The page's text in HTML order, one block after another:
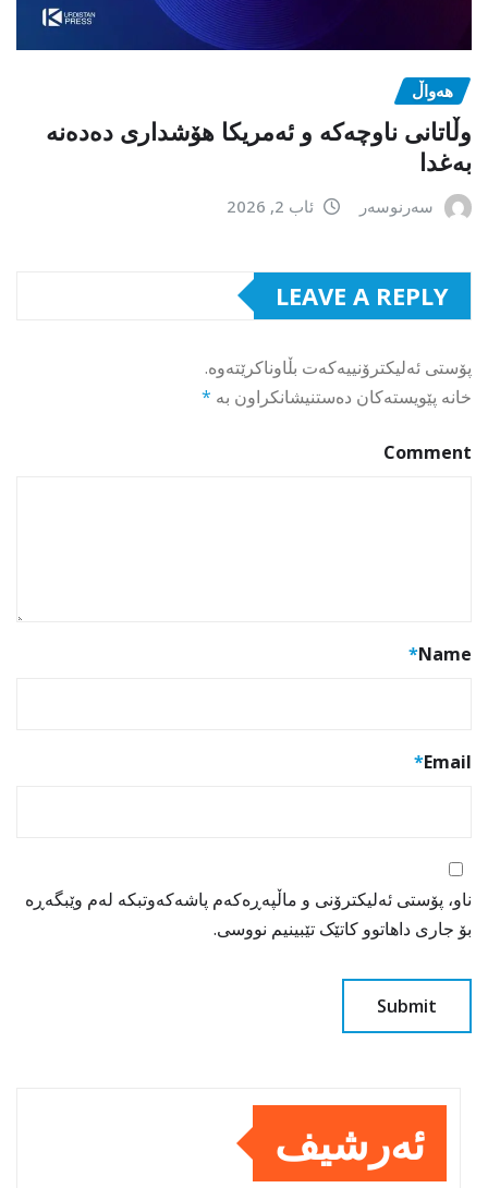
هەواڵ
وڵاتانی ناوچەکە و ئەمریکا هۆشداری دەدەنە
بەغدا
سەرنوسەر ئاب 2, 2026
LEAVE A REPLY
پۆستی ئەلیکترۆنییەکەت بڵاوناکرێتەوە.
خانە پێویستەکان دەستنیشانکراون بە *
Comment
Name
*
Email
*
ناو، پۆستی ئەلیکترۆنی و ماڵپەڕەکەم پاشەکەوتبکە لەم وێبگەڕە
بۆ جاری داهاتوو کاتێک تێبینیم نووسی.
ئەرشیف